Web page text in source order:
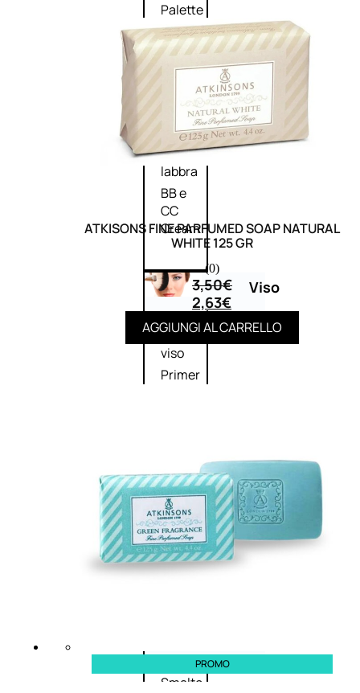
Palette
labbra
Rossetto
Gloss
Matita
labbra
Rimpolpante
Balsamo
labbra
BB e
CC
Cream
Viso
Palette
viso
Primer
Fard/Blush
Illuminante
viso
Terre
abbronzanti
Fissatore
trucco
Smalto
ATKISONS FINE PARFUMED SOAP NATURAL
WHITE 125 GR
(0)
3,50€
2,63€
AGGIUNGI AL CARRELLO
PROMO